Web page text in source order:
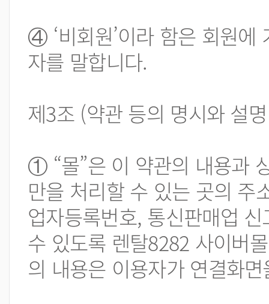
④ ‘비회원’이라 함은 회원에
자를 말합니다.
제3조 (약관 등의 명시와 설
① “몰”은 이 약관의 내용과
만을 처리할 수 있는 곳의 주
업자등록번호, 통신판매업
수 있도록 렌탈8282 사이버
의 내용은 이용자가 연결화